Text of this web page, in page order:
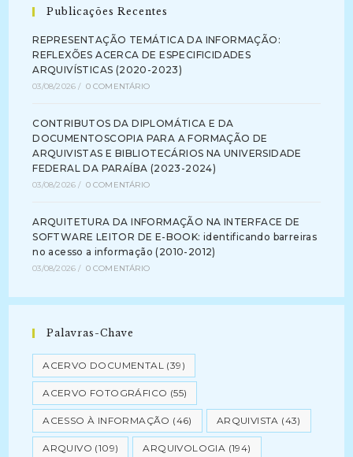
Publicações Recentes
REPRESENTAÇÃO TEMÁTICA DA INFORMAÇÃO:
REFLEXÕES ACERCA DE ESPECIFICIDADES
ARQUIVÍSTICAS (2020-2023)
03/08/2026 / 0 COMENTÁRIO
CONTRIBUTOS DA DIPLOMÁTICA E DA
DOCUMENTOSCOPIA PARA A FORMAÇÃO DE
ARQUIVISTAS E BIBLIOTECÁRIOS NA UNIVERSIDADE
FEDERAL DA PARAÍBA (2023-2024)
03/08/2026 / 0 COMENTÁRIO
ARQUITETURA DA INFORMAÇÃO NA INTERFACE DE
SOFTWARE LEITOR DE E-BOOK: identificando barreiras
no acesso a informação (2010-2012)
03/08/2026 / 0 COMENTÁRIO
Palavras-Chave
ACERVO DOCUMENTAL (39)
ACERVO FOTOGRÁFICO (55)
ACESSO À INFORMAÇÃO (46) ARQUIVISTA (43)
ARQUIVO (109) ARQUIVOLOGIA (194)